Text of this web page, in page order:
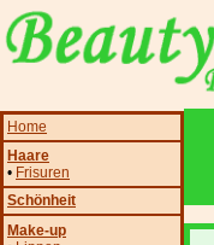
Home
Haare
• Frisuren
Schönheit
Make-up